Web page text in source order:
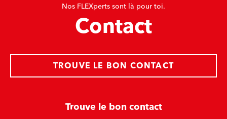
Nos FLEXperts sont là pour toi.
Contact
Trouve le bon contact
TROUVE LE BON CONTACT